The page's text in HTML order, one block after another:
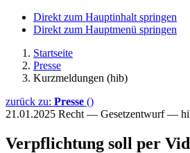
Direkt zum Hauptinhalt springen
Direkt zum Hauptmenü springen
Startseite
Presse
Kurzmeldungen (hib)
zurück zu: Presse ()
21.01.2025 Recht — Gesetzentwurf —
Verpflichtung soll per